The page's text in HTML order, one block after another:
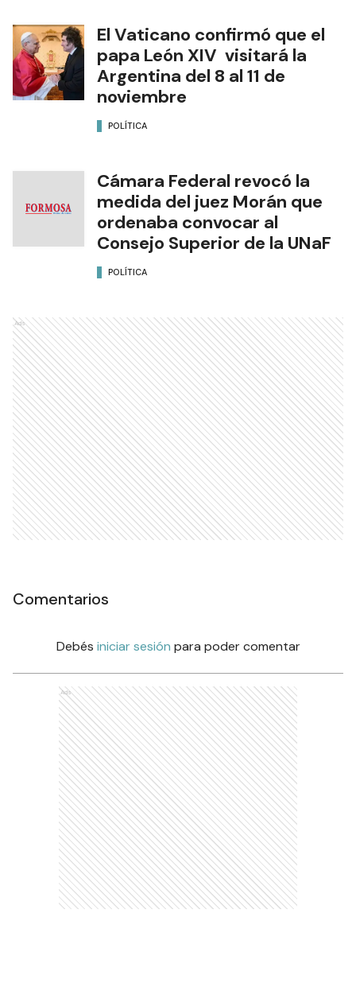
El Vaticano confirmó que el
papa León XIV visitará la
Argentina del 8 al 11 de
noviembre
POLÍTICA
Cámara Federal revocó la
medida del juez Morán que
ordenaba convocar al
Consejo Superior de la UNaF
POLÍTICA
Ads
Comentarios
Debés iniciar sesión para poder comentar
Ads